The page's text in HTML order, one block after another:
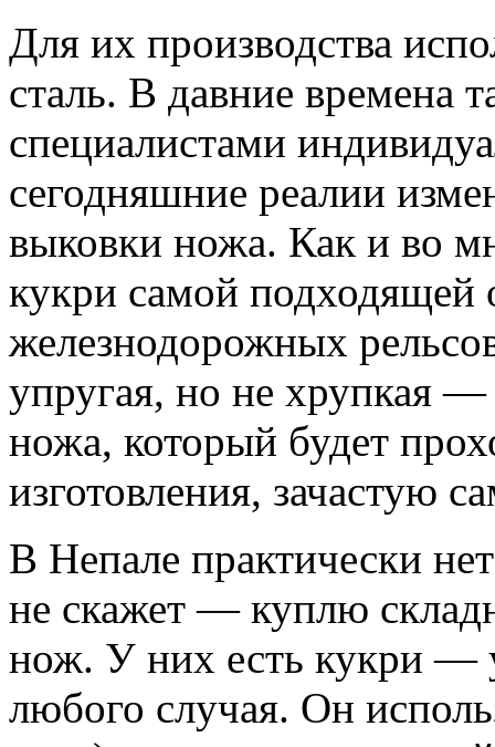
Для их производства
сталь. В давние времена
специалистами
сегодняшние реалии
выковки ножа. Как и во
кукри самой подходящей
железнодорожных
упругая, но не хрупкая —
ножа, который будет
изготовления, зачастую
В Непале практически
не скажет — куплю
нож. У них есть кукри —
любого случая. Он